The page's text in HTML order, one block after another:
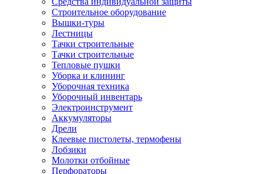
Строительное оборудование
Вышки-туры
Лестницы
Тачки строительные
Тачки строительные
Тепловые пушки
Уборка и клининг
Уборочная техника
Уборочный инвентарь
Электроинструмент
Аккумуляторы
Дрели
Клеевые пистолеты, термофены
Лобзики
Молотки отбойные
Перфораторы